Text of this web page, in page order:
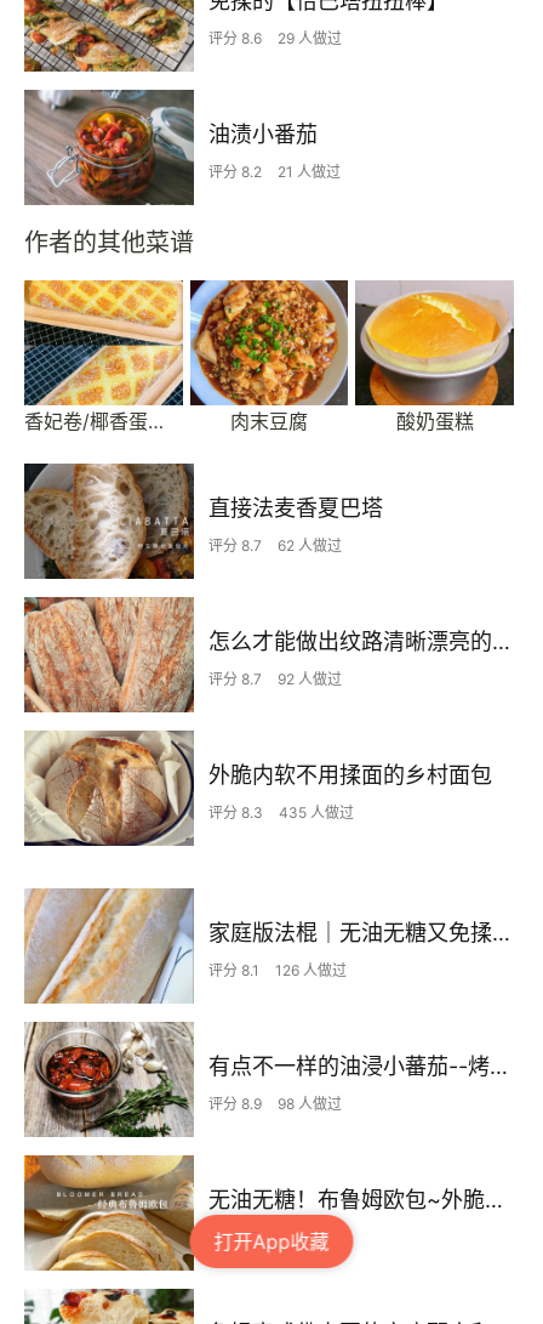
打开App收藏
评分 8.6 29 人做过
油渍小番茄
评分 8.2 21 人做过
作者的其他菜谱
香妃卷/椰香蛋糕卷 肉末豆腐 酸奶蛋糕
直接法麦香夏巴塔
评分 8.7 62 人做过
怎么才能做出纹路清晰漂亮的「恰巴塔」？恰巴塔保姆级制作教程
评分 8.7 92 人做过
外脆内软不用揉面的乡村面包
评分 8.3 435 人做过
家庭版法棍｜无油无糖又免揉的健康主食
评分 8.1 126 人做过
有点不一样的油浸小蕃茄--烤箱做法
评分 8.9 98 人做过
无油无糖！布鲁姆欧包~外脆内软超简单
评分 7.8 112 人做过